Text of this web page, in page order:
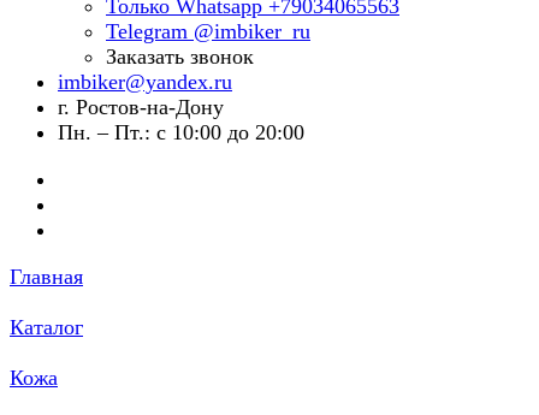
Только Whatsapp +79034065563
Telegram @imbiker_ru
Заказать звонок
imbiker@yandex.ru
г. Ростов-на-Дону
Пн. – Пт.: с 10:00 до 20:00
Главная
Каталог
Кожа